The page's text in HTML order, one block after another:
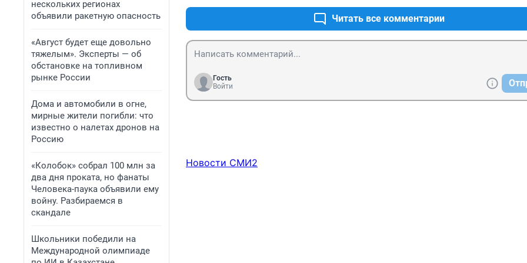
нескольких регионах
объявили ракетную опасность
«Август будет еще довольно
тяжелым». Эксперты — об
обстановке на топливном
рынке России
Дома и автомобили в огне,
мирные жители погибли: что
известно о налетах дронов на
Россию
«Колобок» собрал 100 млн за
два дня проката, но фанаты
Человека-паука объявили ему
войну. Разбираемся в
скандале
Школьники победили на
Международной олимпиаде
потому что ему нужно кормить семью.Читать все комментарии
Гость
Войти
Новости СМИ2